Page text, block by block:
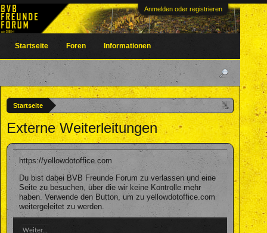
Anmelden oder registrieren
Startseite
Externe Weiterleitungen
https://yellowdotoffice.com
Du bist dabei BVB Freunde Forum zu verlassen und eine
Seite zu besuchen, über die wir keine Kontrolle mehr
haben. Verwende den Button, um zu yellowdotoffice.com
weitergeleitet zu werden.
Weiter...
Startseite Foren Informationen